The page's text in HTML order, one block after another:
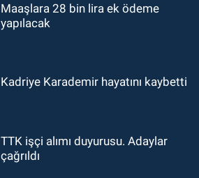
Maaşlara 28 bin lira ek ödeme
yapılacak
Kadriye Karademir hayatını kaybetti
TTK işçi alımı duyurusu. Adaylar
çağrıldı